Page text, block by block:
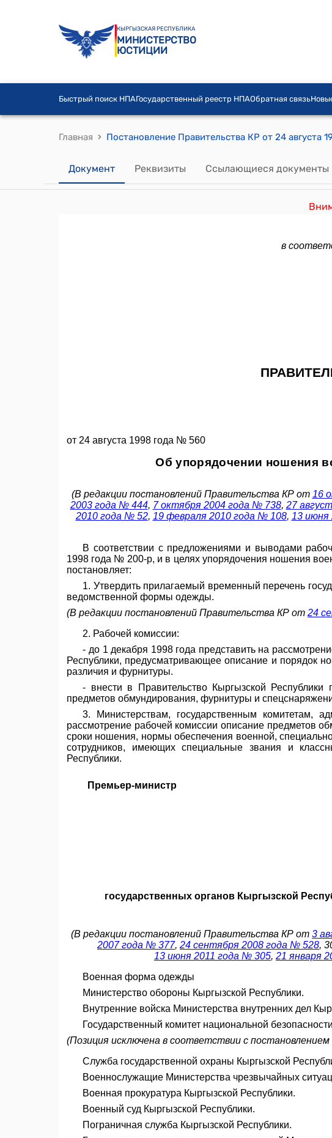
КЫРГЫЗСКАЯ РЕСПУБЛИКА
МИНИСТЕРСТВО
ЮСТИЦИИ
Быстрый поиск НПАГосударственный реестр НПАОбратная связь
Главная ›
Документ Реквизиты Ссылающиеся документы